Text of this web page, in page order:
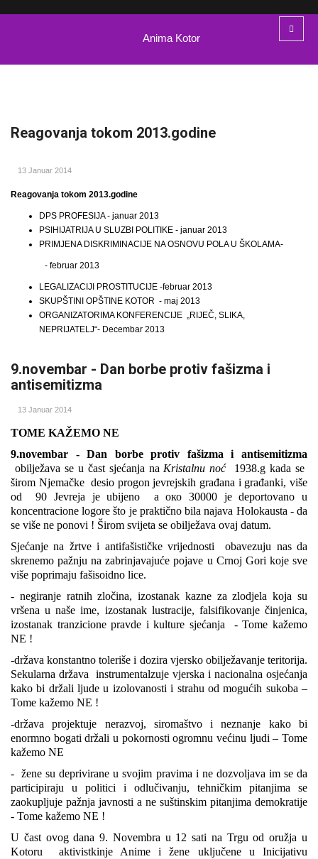
Anima Kotor
Reagovanja tokom 2013.godine
13 Januar 2014
Reagovanja tokom 2013.godine
DPS PROFESIJA - januar 2013
PSIHIJATRIJA U SLUZBI POLITIKE - januar 2013
PRIMJENA DISKRIMINACIJE NA OSNOVU POLA U ŠKOLAMA-
- februar 2013
LEGALIZACIJI PROSTITUCIJE -februar 2013
SKUPŠTINI OPŠTINE KOTOR - maj 2013
ORGANIZATORIMA KONFERENCIJE „RIJEČ, SLIKA,
NEPRIJATELJ“- Decembar 2013
9.novembar - Dan borbe protiv fašizma i
antisemitizma
13 Januar 2014
TOME KAŽEMO NE
9.novembar - Dan borbe protiv fašizma i antisemitizma
obilježava se u čast sjećanja na Kristalnu noć1938.g kada se
širom Njemačke desio progon jevrejskih građana i građanki, više
od
90 Јеvrеја је ubijeno а око 30000 је deportovano u
koncentracione logore što je praktično bila najava Holokausta -da
se više ne ponovi ! Širom svijeta se obilježava ovaj datum.
Sjećanje na žrtve i antifašističke vrijednosti obavezuju nas da
skrenemo pažnju na zabrinjavajuće pojave u Crnoj Gori koje sve
više poprimaju fašisoidno lice.
- negiranje ratnih zločina, izostanak kazne za zlodjela koja su
vršena u naše ime, izostanak lustracije, falsifikovanje činjenica,
izostanak tranzicione pravde i kulture sjećanja - Tome kažemo
NE !
-država konstantno toleriše i dozira vjersko obilježavanje teritorija.
Sekularna država instrumentalzuje vjerska i nacionalna osjećanja
kako bi držali ljude u izolovanosti i strahu od mogućih sukoba –
Tome kažemo NE !
-država projektuje nerazvoj, siromaštvo i neznanje kako bi
enormno bogati držali u pokornosti ogromnu većinu ljudi – Tome
kažemo NE
- žene su deprivirane u svojim pravima i ne dozvoljava im se da
participiraju u politici i odlučivanju, tehničkim pitanjima se
zaokupljuje pažnja javnosti a ne suštinskim pitanjima demokratije
- Tome kažemo NE !
U čast ovog dana 9. Novembra u 12 sati na Trgu od oružja u
Kotoru aktivistkinje Anime i žene uključene u Inicijativu